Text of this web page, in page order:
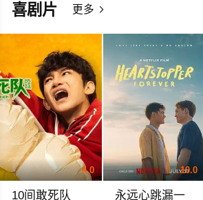
喜剧片 更多 
4.0
10间敢死队
10.0
永远心跳漏一